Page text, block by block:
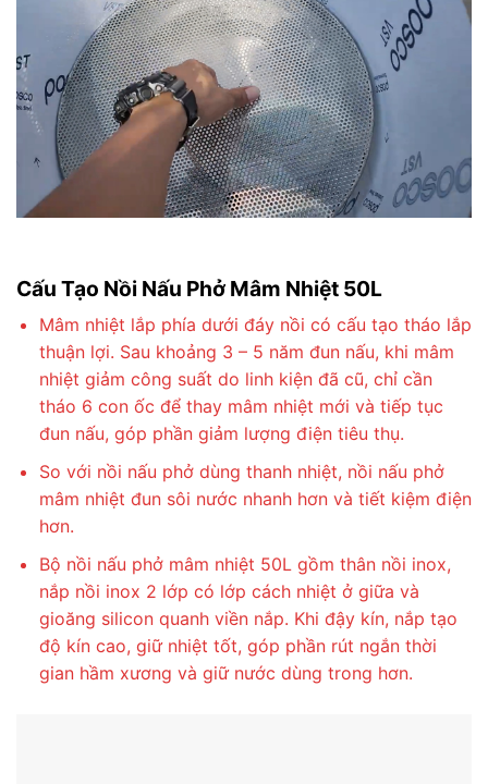
Cấu Tạo Nồi Nấu Phở Mâm Nhiệt 50L
Mâm nhiệt lắp phía dưới đáy nồi có cấu tạo tháo lắp
thuận lợi. Sau khoảng 3 – 5 năm đun nấu, khi mâm
nhiệt giảm công suất do linh kiện đã cũ, chỉ cần
tháo 6 con ốc để thay mâm nhiệt mới và tiếp tục
đun nấu, góp phần giảm lượng điện tiêu thụ.
So với nồi nấu phở dùng thanh nhiệt, nồi nấu phở
mâm nhiệt đun sôi nước nhanh hơn và tiết kiệm điện
hơn.
Bộ nồi nấu phở mâm nhiệt 50L gồm thân nồi inox,
nắp nồi inox 2 lớp có lớp cách nhiệt ở giữa và
gioăng silicon quanh viền nắp. Khi đậy kín, nắp tạo
độ kín cao, giữ nhiệt tốt, góp phần rút ngắn thời
gian hầm xương và giữ nước dùng trong hơn.